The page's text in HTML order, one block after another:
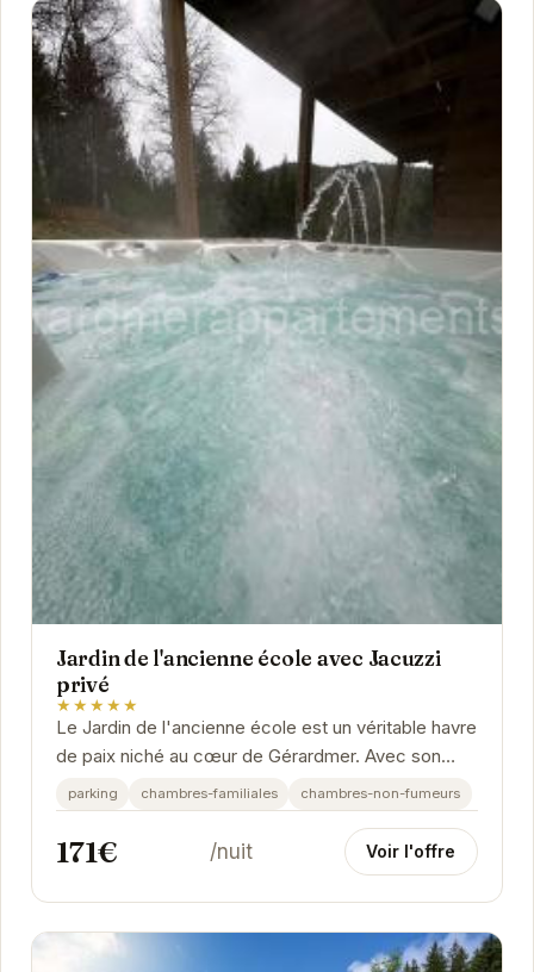
Jardin de l'ancienne école avec Jacuzzi
privé
★★★★★
Le Jardin de l'ancienne école est un véritable havre
de paix niché au cœur de Gérardmer. Avec son
jacuzzi privé, il offre un cadre idéal pour...
parking chambres-familiales chambres-non-fumeurs
171€ /nuit Voir l'offre